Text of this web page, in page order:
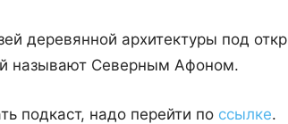
деревянной архитектуры под
называют Северным Афоном.
подкаст, надо перейти по ссылке.